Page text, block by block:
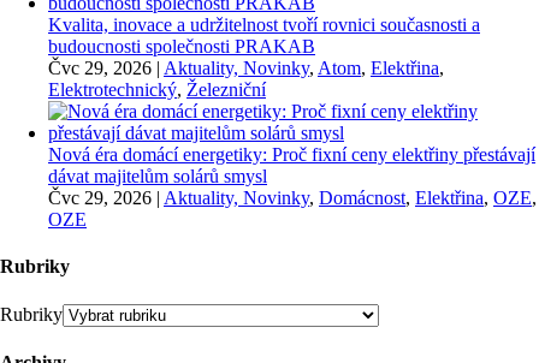
Kvalita, inovace a udržitelnost tvoří rovnici současnosti a
budoucnosti společnosti PRAKAB
Čvc 29, 2026 | Aktuality, Novinky, Atom, Elektřina,
Elektrotechnický, Železniční
Nová éra domácí energetiky: Proč fixní ceny elektřiny přestávají
dávat majitelům solárů smysl
Čvc 29, 2026 | Aktuality, Novinky, Domácnost, Elektřina, OZE,
OZE
Rubriky
Rubriky